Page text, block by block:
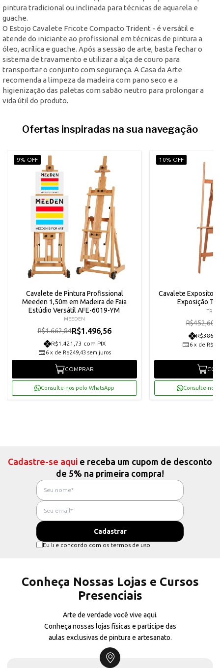
pintura tradicional ou inclinada para técnicas de aquarela e
guache.
O Estojo Cavalete Fricote Compacto Trident - é versátil e
atende do iniciante ao profissional em técnicas de pintura a
óleo, acrílica e guache. Após a sessão de arte, basta fechar o
sistema de travamento e utilizar a alça de couro para
transportar o conjunto com segurança. A Casa da Arte
recomenda a limpeza da madeira com pano seco e a
higienização das paletas com sabão neutro para prolongar a
vida útil do produto.
Ofertas inspiradas na sua navegação
9% OFF
Cavalete de Pintura Profissional
Meeden 1,50m em Madeira de Faia
Estúdio Versátil AFE-6019-YM
MEEDEN
R$1.662,84R$1.496,56
R$1.421,73 com PIX
6 x de R$249,43 sem juros
COMPRAR
Consulte-nos pelo WhatsApp
10% OFF
Cavalete Expositor
Exposição
R$452,60
6 x de
Consulte-nos
Cadastre-se aqui e receba um cupom de desconto
de 5% na primeira compra!
Eu li e concordo com os termos de uso
Conheça Nossas Lojas e Cursos
Presenciais
Arte de verdade você vive aqui.
Conheça nossas lojas físicas e participe das
aulas exclusivas de pintura e artesanato.